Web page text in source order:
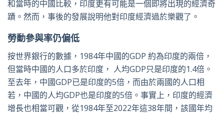
和當時的中國比較，印度更有可能是一個即將出現的經濟奇
蹟。然而，事後的發展說明他對印度經濟過於樂觀了。
勞動參與率仍偏低
按世界銀行的數據，1984年中國的GDP 約為印度的兩倍，
但當時中國的人口多於印度， 人均GDP只是印度的1.4倍。
至去年，中國GDP已是印度的5倍，而由於兩國的人口相
若，中國的人均GDP也是印度的5倍。事實上，印度的經濟
增長也相當可觀，從1984年至2022年這38年間，該國年均